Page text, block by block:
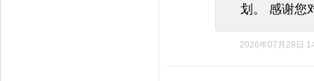
划。 感谢您
2026年07月28日